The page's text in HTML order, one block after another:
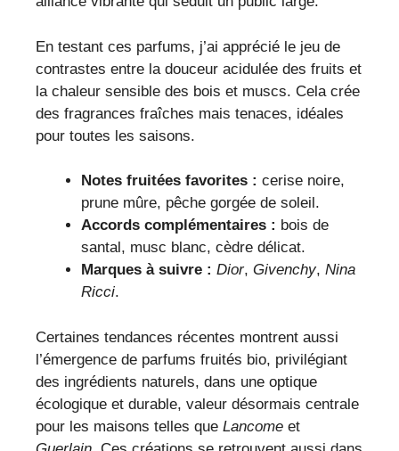
En testant ces parfums, j’ai apprécié le jeu de
contrastes entre la douceur acidulée des fruits et
la chaleur sensible des bois et muscs. Cela crée
des fragrances fraîches mais tenaces, idéales
pour toutes les saisons.
Notes fruitées favorites : cerise noire,
prune mûre, pêche gorgée de soleil.
Accords complémentaires : bois de
santal, musc blanc, cèdre délicat.
Marques à suivre : Dior, Givenchy, Nina
Ricci.
Certaines tendances récentes montrent aussi
l’émergence de parfums fruités bio, privilégiant
des ingrédients naturels, dans une optique
écologique et durable, valeur désormais centrale
pour les maisons telles que Lancome et